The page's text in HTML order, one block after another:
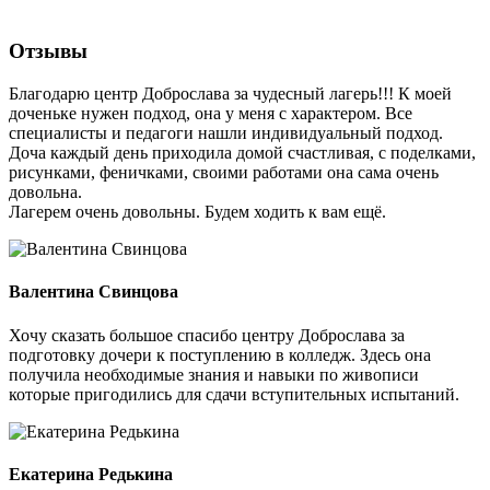
Отзывы
Благодарю центр Доброслава за чудесный лагерь!!! К моей
доченьке нужен подход, она у меня с характером. Все
специалисты и педагоги нашли индивидуальный подход.
Доча каждый день приходила домой счастливая, с поделками,
рисунками, феничками, своими работами она сама очень
довольна.
Лагерем очень довольны. Будем ходить к вам ещё.
Валентина Свинцова
Хочу сказать большое спасибо центру Доброслава за
подготовку дочери к поступлению в колледж. Здесь она
получила необходимые знания и навыки по живописи
которые пригодились для сдачи вступительных испытаний.
Екатерина Редькина